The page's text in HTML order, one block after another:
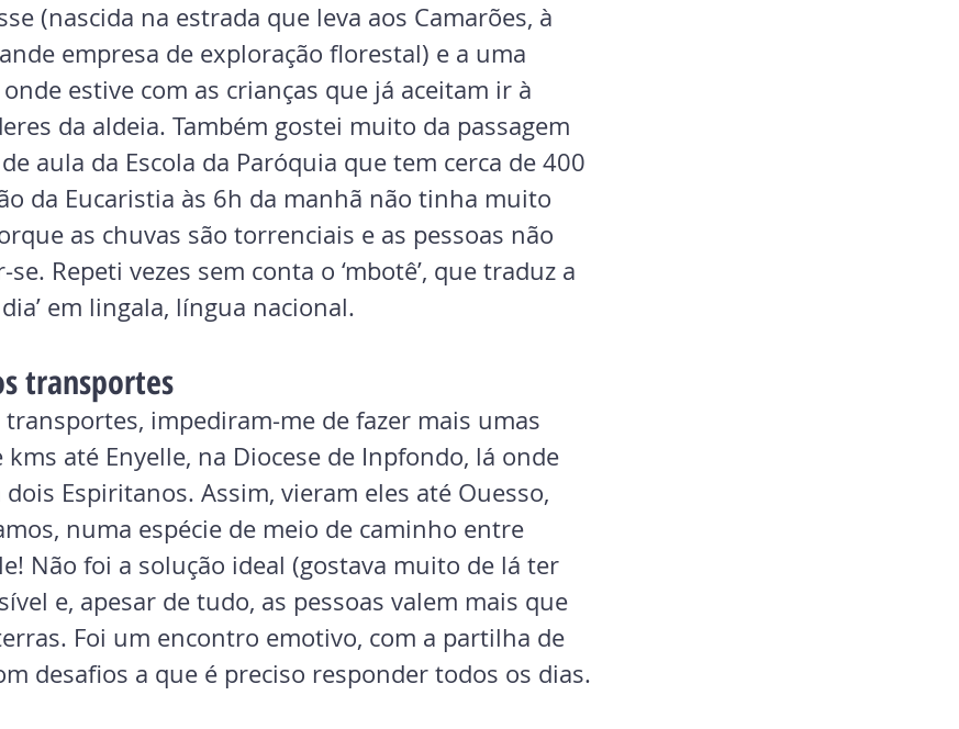
(nascida na estrada que leva aos Camarões, à
empresa de exploração florestal) e a uma
estive com as crianças que já aceitam ir à
da aldeia. Também gostei muito da passagem
aula da Escola da Paróquia que tem cerca de 400
da Eucaristia às 6h da manhã não tinha muito
as chuvas são torrenciais e as pessoas não
Repeti vezes sem conta o ‘mbotê’, que traduz a
em lingala, língua nacional.
transportes
transportes, impediram-me de fazer mais umas
kms até Enyelle, na Diocese de Inpfondo, lá onde
Espiritanos. Assim, vieram eles até Ouesso,
numa espécie de meio de caminho entre
Não foi a solução ideal (gostava muito de lá ter
e, apesar de tudo, as pessoas valem mais que
Foi um encontro emotivo, com a partilha de
desafios a que é preciso responder todos os dias.